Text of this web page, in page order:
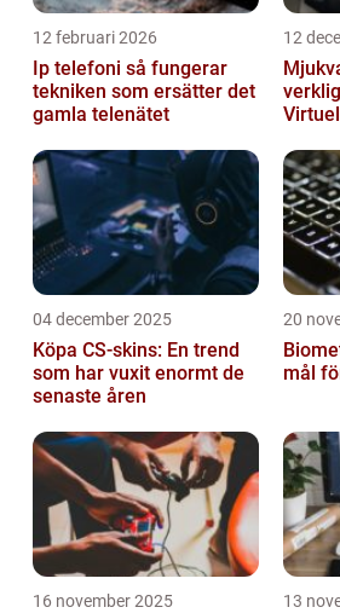
12 februari 2026
Ip telefoni så fungerar
tekniken som ersätter det
gamla telenätet
12
04 december 2025
Köpa CS-skins: En trend
som har vuxit enormt de
senaste åren
20
mål
16 november 2025 13